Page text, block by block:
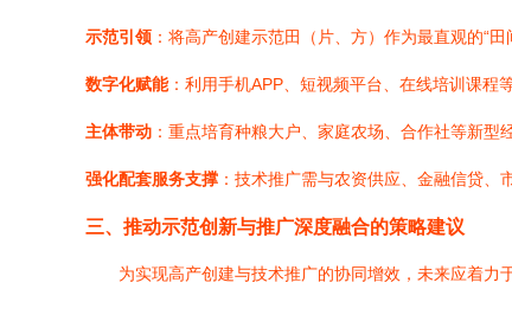
示范引领 ：将高产创建示范田（片、方）作为最直观的“
数字化赋能：利用手机APP、短视频平台、在线培训课程
主体带动 ：重点培育种粮大户、家庭农场、合作社等新型
强化配套服务支撑 ：技术推广需与农资供应、金融信贷、
三、推动示范创新与推广深度融合的策略建议
为实现高产创建与技术推广的协同增效，未来应着力